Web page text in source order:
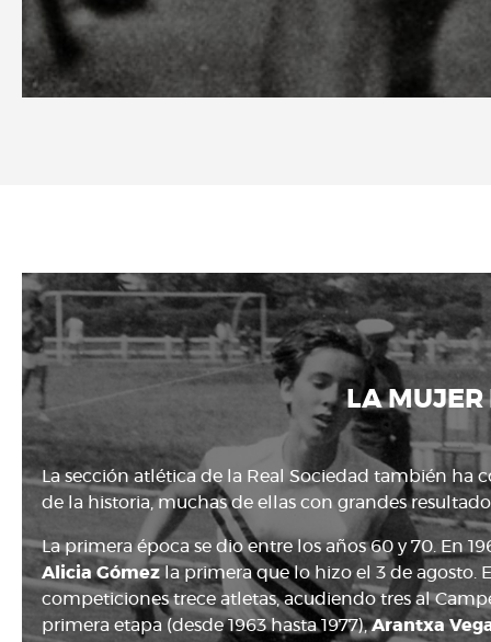
LA MUJER
La sección atlética de la Real Sociedad también
de la historia, muchas de ellas con grandes
La primera época se dio entre los años 60 y 70. En
Alicia Gómez la primera que lo hizo el 3 de
competiciones trece atletas, acudiendo tres al
primera etapa (desde 1963 hasta 1977),Arantxa